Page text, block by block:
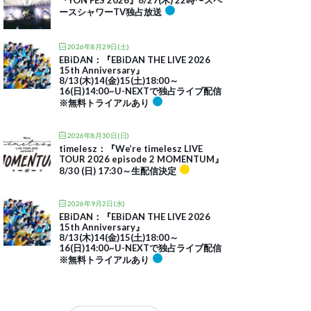
ースシャワーTV独占放送
2026年8月29日(土)
EBiDAN：『EBiDAN THE LIVE 2026
15th Anniversary』
8/13(木)14(金)15(土)18:00～
16(日)14:00~U-NEXTで独占ライブ配信
※無料トライアルあり
2026年8月30日(日)
timelesz：『We’re timelesz LIVE
TOUR 2026 episode 2 MOMENTUM』
8/30 (日) 17:30～生配信決定
2026年9月2日(水)
EBiDAN：『EBiDAN THE LIVE 2026
15th Anniversary』
8/13(木)14(金)15(土)18:00～
16(日)14:00~U-NEXTで独占ライブ配信
※無料トライアルあり